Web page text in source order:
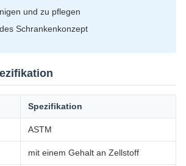
und zu pflegen
Schrankenkonzept
Spezifikation
ASTM
mit einem Gehalt an Zellstoff